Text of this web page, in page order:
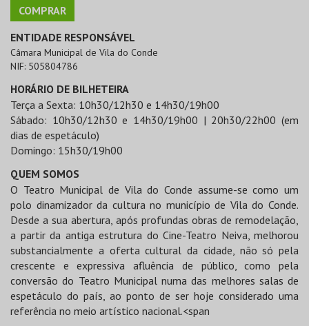
COMPRAR
ENTIDADE RESPONSÁVEL
Câmara Municipal de Vila do Conde
NIF: 505804786
HORÁRIO DE BILHETEIRA
Terça a Sexta: 10h30/12h30 e 14h30/19h00
Sábado: 10h30/12h30 e 14h30/19h00 | 20h30/22h00 (em
dias de espetáculo)
Domingo: 15h30/19h00
QUEM SOMOS
O Teatro Municipal de Vila do Conde assume-se como um
polo dinamizador da cultura no município de Vila do Conde.
Desde a sua abertura, após profundas obras de remodelação,
a partir da antiga estrutura do Cine-Teatro Neiva, melhorou
substancialmente a oferta cultural da cidade, não só pela
crescente e expressiva afluência de público, como pela
conversão do Teatro Municipal numa das melhores salas de
espetáculo do país, ao ponto de ser hoje considerado uma
referência no meio artístico nacional.<span